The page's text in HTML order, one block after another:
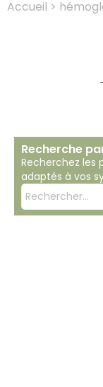
Accueil >
Recherche
Recherchez les
adaptés à vos
Mots
clés